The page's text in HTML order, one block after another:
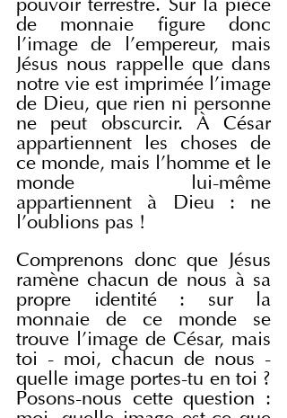
pouvoir terrestre. Sur la pièce
de monnaie figure donc
l'image de l'empereur, mais
Jésus nous rappelle que dans
notre vie est imprimée l'image
de Dieu, que rien ni personne
ne peut obscurcir. À César
appartiennent les choses de
ce monde, mais l'homme et le
monde lui-même
appartiennent à Dieu : ne
l'oublions pas !
Comprenons donc que Jésus
ramène chacun de nous à sa
propre identité : sur la
monnaie de ce monde se
trouve l'image de César, mais
toi - moi, chacun de nous -
quelle image portes-tu en toi ?
Posons-nous cette question :